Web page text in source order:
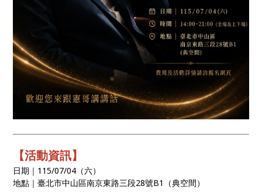
【活動資訊】
日期｜115/07/04（六）
地點｜臺北市中山區南京東路三段28號B1（典空間）